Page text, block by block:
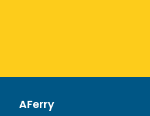
AFerry